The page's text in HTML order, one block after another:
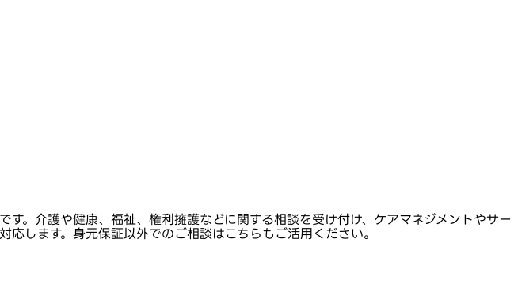
。介護や健康、福祉、権利擁護などに関する相談を受け付け、ケアマネジメントやサー
します。身元保証以外でのご相談はこちらもご活用ください。